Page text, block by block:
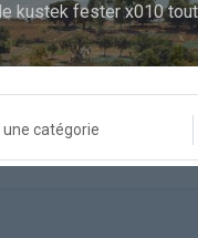
kustek fester x010
une catégorie